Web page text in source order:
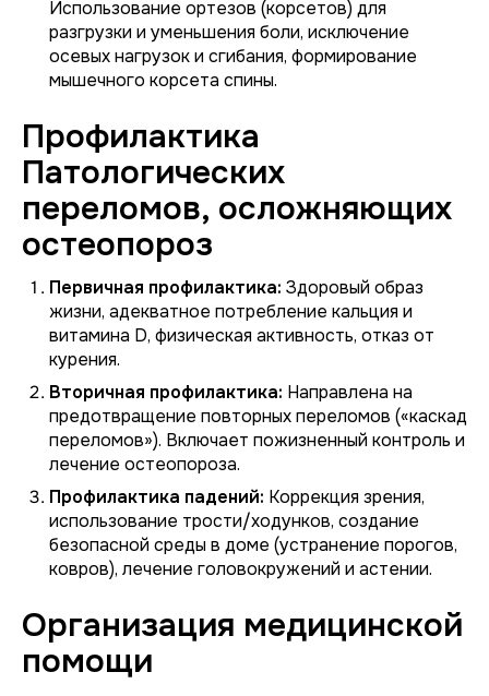
Использование ортезов (корсетов) для
разгрузки и уменьшения боли, исключение
осевых нагрузок и сгибания, формирование
мышечного корсета спины.
Профилактика
Патологических
переломов, осложняющих
остеопороз
Первичная профилактика: Здоровый образ
жизни, адекватное потребление кальция и
витамина D, физическая активность, отказ от
курения.
Вторичная профилактика: Направлена на
предотвращение повторных переломов («каскад
переломов»). Включает пожизненный контроль и
лечение остеопороза.
Профилактика падений: Коррекция зрения,
использование трости/ходунков, создание
безопасной среды в доме (устранение порогов,
ковров), лечение головокружений и астении.
Организация медицинской
помощи